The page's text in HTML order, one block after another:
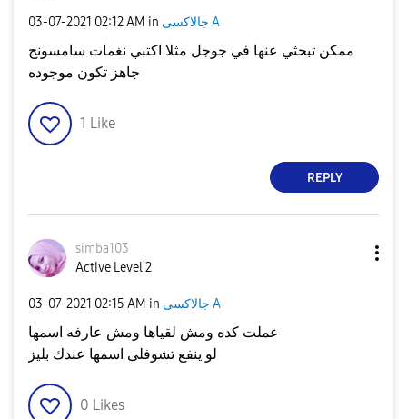
‎03-07-2021 02:12 AM in جالاكسى A
ممكن تبحثي عنها في جوجل مثلا اكتبي نغمات سامسونج
جاهز تكون موجوده
1 Like
REPLY
simba103
Active Level 2
‎03-07-2021 02:15 AM in جالاكسى A
عملت كده ومش لقياها ومش عارفه اسمها
لو ينفع تشوفلى اسمها عندك بليز
0 Likes